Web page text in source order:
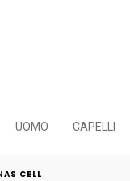
UOMO CAPELLI
CELL